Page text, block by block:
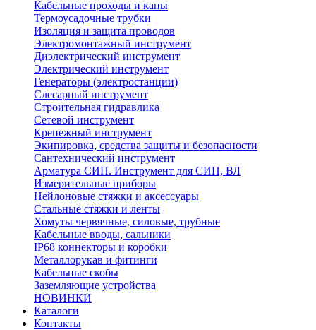
Кабельные проходы и капы
Термоусадочные трубки
Изоляция и защита проводов
Электромонтажный инструмент
Диэлектрический инструмент
Электрический инструмент
Генераторы (электростанции)
Слесарный инструмент
Строительная гидравлика
Сетевой инструмент
Крепежный инструмент
Экипировка, средства защиты и безопасности
Сантехнический инструмент
Арматура СИП. Инструмент для СИП, ВЛ
Измерительные приборы
Нейлоновые стяжки и аксессуары
Стальные стяжки и ленты
Хомуты червячные, силовые, трубные
Кабельные вводы, сальники
IP68 коннекторы и коробки
Металлорукав и фитинги
Кабельные скобы
Заземляющие устройства
НОВИНКИ
Каталоги
Контакты